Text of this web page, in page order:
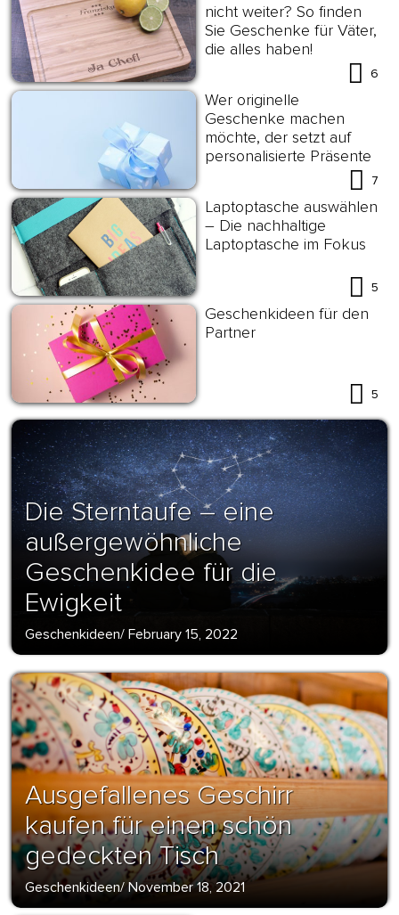
nicht weiter? So finden
Sie Geschenke für Väter,
die alles haben!
6
Wer originelle
Geschenke machen
möchte, der setzt auf
personalisierte Präsente
7
Laptoptasche auswählen
– Die nachhaltige
Laptoptasche im Fokus
5
Geschenkideen für den
Partner
5
Die Sterntaufe – eine
außergewöhnliche
Geschenkidee für die
Ewigkeit
Geschenkideen/ February 15, 2022
Ausgefallenes Geschirr
kaufen für einen schön
gedeckten Tisch
Geschenkideen/ November 18, 2021